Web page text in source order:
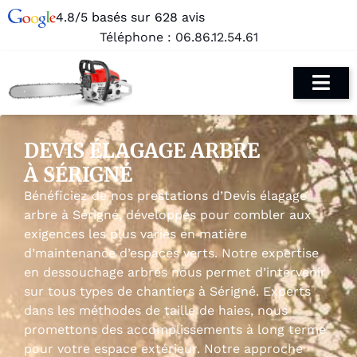
4.8/5 basés sur 628 avis
Téléphone : 06.86.12.54.61
DEVIS ÉLAGAGE ARBRE
À SÉRIGNÉ
Bénéficiez de nos prestations d’Devis élagage
arbre à Sérigné, développés pour combler aux
exigences les plus variés en matière
d’maintenance d’espaces verts. Notre expertise
en dessouchage arbres nous permet d’intervenir
sur tous types de chantiers à Sérigné. Experts
dans les méthodes de taille de haies, nous
promettons des accomplissements à long terme
pour votre espace extérieur. Notre approche